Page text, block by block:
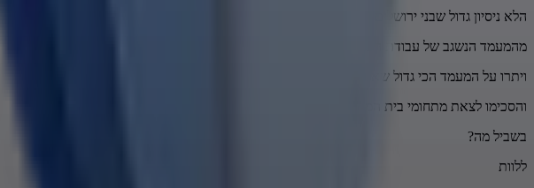
הלא ניסיון גדול שבני ירושלים שיכלו לשאוב שפע של קדושה
מהמעמד הנשגב של עבודת הכהן הגדול במקדש ביום הכיפורים
ויתרו על המעמד הכי גדול שאנחנו קוראים עליו בסדר העבודה יום הכיפורים
והסכימו לצאת מתחומי בית המקדש בעיצומו של היום הקדוש
בשביל מה?
ללוות